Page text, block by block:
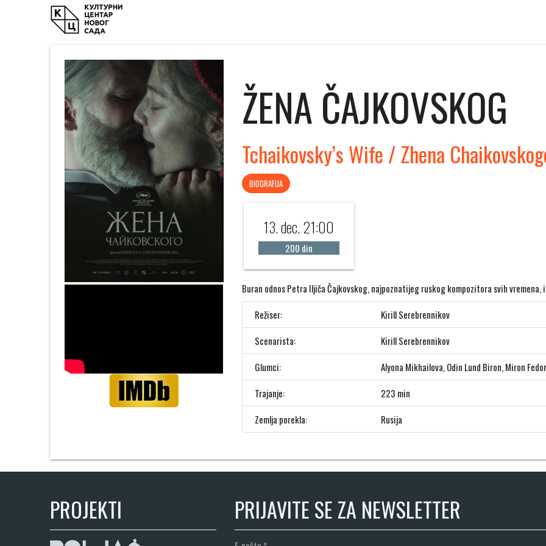
ŽENA ČAJKOVSKOG
Tchaikovsky’s Wife / Zhena
BIOGRAFIJA
13. dec. 21:00
200 din
Buran odnos Petra Iljiča Čajkovskog, najpoznatijeg ruskog kompozitora svih vremena,
Režiser:
Kirill Serebrennikov
Scenarista:
Kirill Serebrennikov
Glumci:
Alyona Mikhailova, Odin Lund Biron, Miron
Trajanje:
223 min
Zemlja porekla:
Rusija
PROJEKTI PRIJAVITE SE ZA NEWSLETTER